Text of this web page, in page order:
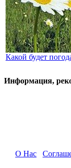
Какой будет
Информация,
О Нас